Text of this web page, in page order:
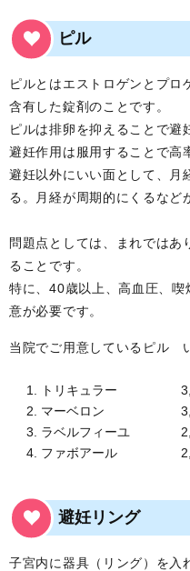
ピル
ピルとはエストロゲンとプロ
含有した錠剤のことです。
ピルは排卵を抑えることで避
避妊作用は服用することで高
避妊以外にいい面として、月
る。月経が周期的にくるなど
問題点としては、まれではあ
ることです。
特に、40歳以上、高血圧、
意が必要です。
当院でご用意しているピル
トリキュラー
マーベロン 3,000
ラベルフィーユ
ファボアール 2,500
避妊リング
子宮内に器具（リング）を入